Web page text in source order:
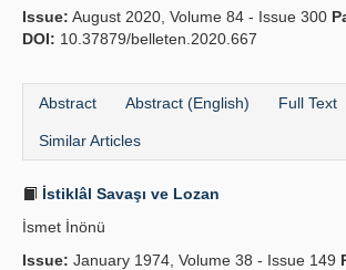
Issue: August 2020, Volume 84 - Issue 300
DOI: 10.37879/belleten.2020.667
Abstract Abstract (English) Full Text
Similar Articles
İstiklâl Savaşı ve Lozan
İsmet İnönü
Issue: January 1974, Volume 38 - Issue 149